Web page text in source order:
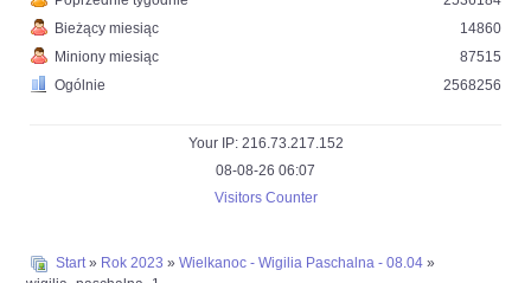
Bieżący miesiąc
Miniony miesiąc
Ogólnie
14860
87515
2568256
Your IP: 216.73.217.152
08-08-26 06:07
Visitors Counter
Start» Rok 2023 » Wielkanoc - Wigilia Paschalna - 08.04 »